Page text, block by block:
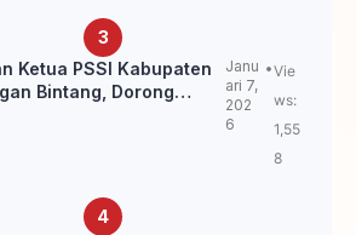
Ketua PSSI Kabupaten
Bintang, Dorong
Janu
ari 7,
202
6
Vie
ws:
1,55
8